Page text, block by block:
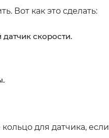
Вот как это сделать:
скорости.
для датчика, если